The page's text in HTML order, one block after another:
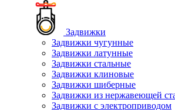
Задвижки
Задвижки чугунные
Задвижки латунные
Задвижки стальные
Задвижки клиновые
Задвижки шиберные
Задвижки из нержавеющей
Задвижки с электроприводом